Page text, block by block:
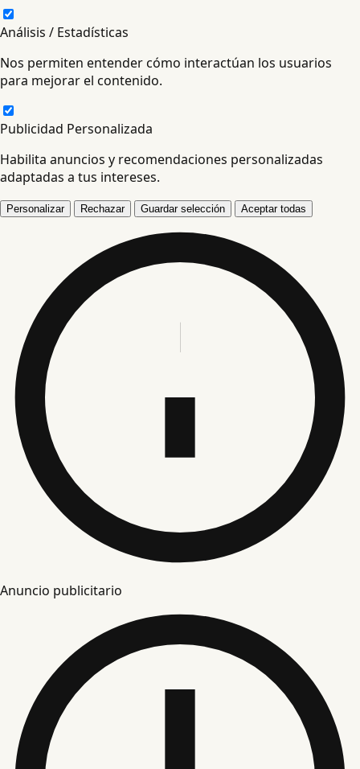
Análisis / Estadísticas
Nos permiten entender cómo interactúan los usuarios
para mejorar el contenido.
Publicidad Personalizada
Habilita anuncios y recomendaciones personalizadas
adaptadas a tus intereses.
Personalizar Rechazar Guardar selección Aceptar todas
Anuncio publicitario